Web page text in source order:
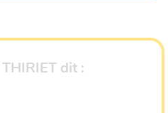
dit :